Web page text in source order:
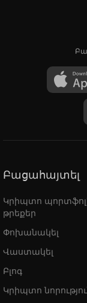
Բացահայտել
Կրիպտո
թրեքեր
Փոխանակել
Վաստակել
Բլոգ
Կրիպտո